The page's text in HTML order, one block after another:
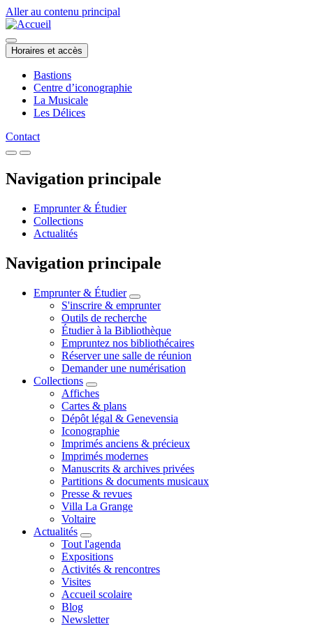
Aller au contenu principal
Horaires et accès
Bastions
Centre d’iconographie
La Musicale
Les Délices
Contact
Navigation principale
Emprunter & Étudier
Collections
Actualités
Navigation principale
Emprunter & Étudier
S'inscrire & emprunter
Outils de recherche
Étudier à la Bibliothèque
Empruntez nos bibliothécaires
Réserver une salle de réunion
Demander une numérisation
Collections
Affiches
Cartes & plans
Dépôt légal & Genevensia
Iconographie
Imprimés anciens & précieux
Imprimés modernes
Manuscrits & archives privées
Partitions & documents musicaux
Presse & revues
Villa La Grange
Voltaire
Actualités
Tout l'agenda
Expositions
Activités & rencontres
Visites
Accueil scolaire
Blog
Newsletter